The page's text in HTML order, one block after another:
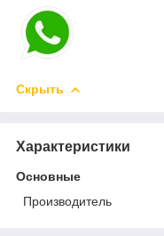
Скрыть
Характеристики
Основные
Производитель